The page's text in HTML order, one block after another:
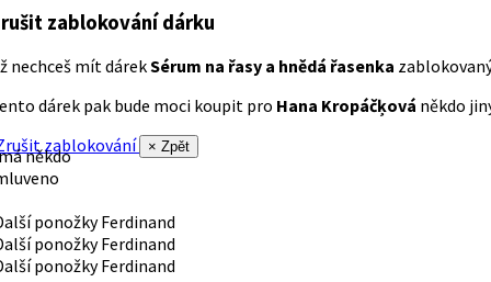
zablokování dárku
nechceš mít dárekSérum na řasy a hnědá řasenka
dárek pak bude moci koupit pro Hana Kropáčķová někdo
zablokování
× Zpět
někdo